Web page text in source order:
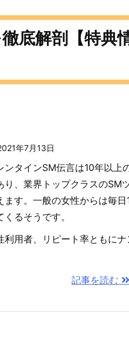
底解剖【特典
年7月13日
ンタインSM伝言は10年以上
り、業界トップクラスのSM
ます。一般の女性からは毎
くるそうです。
利用者、リピート率ともに
記事を読む